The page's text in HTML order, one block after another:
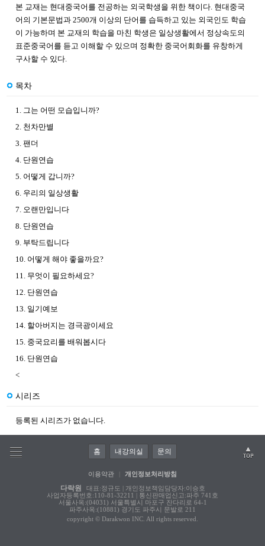
본 교재는 현대중국어를 전공하는 외국학생을 위한 책이다. 현대중국
어의 기본문법과 2500개 이상의 단어를 습득하고 있는 외국인도 학습
이 가능하며 본 교재의 학습을 마친 학생은 일상생활에서 정상속도의
표준중국어를 듣고 이해할 수 있으며 정확한 중국어회화를 유창하게
구사할 수 있다.
목차
1. 그는 어떤 모습입니까?
2. 천차만별
3. 팬더
4. 단원연습
5. 어떻게 갑니까?
6. 우리의 일상생활
7. 오랜만입니다
8. 단원연습
9. 부탁드립니다
10. 어떻게 해야 좋을까요?
11. 무엇이 필요하세요?
12. 단원연습
13. 일기예보
14. 할아버지는 경극광이세요
15. 중국요리를 배워봅시다
16. 단원연습
<
시리즈
등록된 시리즈가 없습니다.
홈 내강의실 문의
이용약관 개인정보처리방침
다락원
대표:정규도 | 개인정보책임담당자:이승호
사업자등록번호:110-81-32211 | 통신판매업신고:파주 741호
서울사옥:(04031) 서울특별시 마포구 잔다리로 64-1
파주사옥:(10881) 경기도 파주시 문발로 211
copyright © Darakwon INC. All rights reserved.